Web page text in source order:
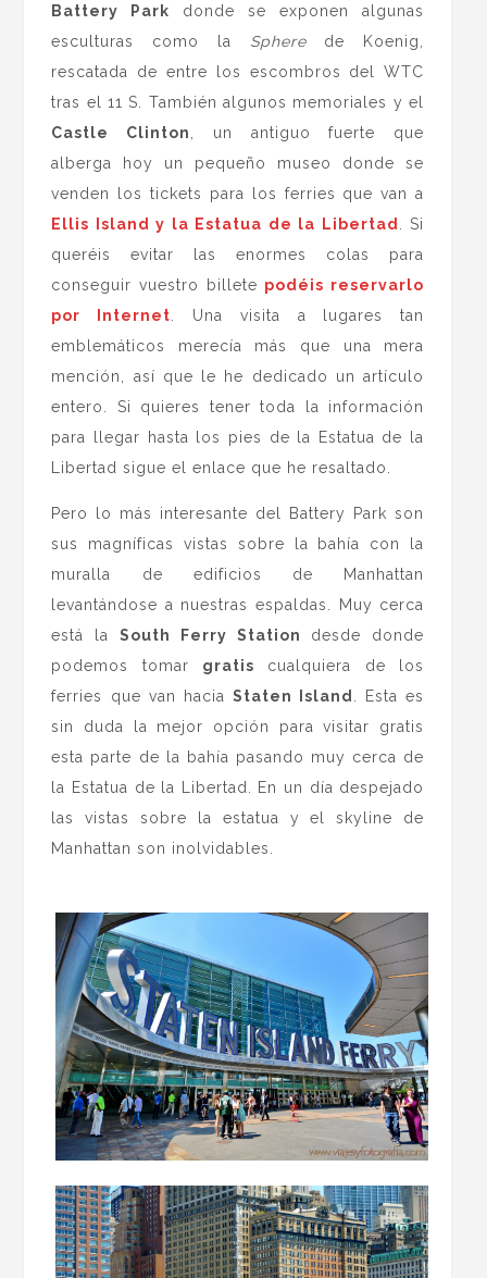
Battery Park donde se exponen algunas
esculturas como la Spherede Koenig,
rescatada de entre los escombros del WTC
tras el 11 S. También algunos memoriales y el
Castle Clinton
, un antiguo fuerte que
alberga hoy un pequeño museo donde se
venden los tickets para los ferries que van a
Ellis Island y la Estatua de la Libertad
. Si
queréis evitar las enormes colas para
conseguir vuestro billete podéis reservarlo
por Internet . Una visita a lugares tan
emblemáticos merecía más que una mera
mención, así que le he dedicado un artículo
entero. Si quieres tener toda la información
para llegar hasta los pies de la Estatua de la
Libertad sigue el enlace que he resaltado.
Pero lo más interesante del Battery Park son
sus magníficas vistas sobre la bahía con la
muralla de edificios de Manhattan
levantándose a nuestras espaldas. Muy cerca
está la South Ferry Station desde donde
podemos tomar gratis cualquiera de los
ferries que van hacia Staten Island
. Esta es
sin duda la mejor opción para visitar gratis
esta parte de la bahía pasando muy cerca de
la Estatua de la Libertad. En un día despejado
las vistas sobre la estatua y el skyline de
Manhattan son inolvidables.